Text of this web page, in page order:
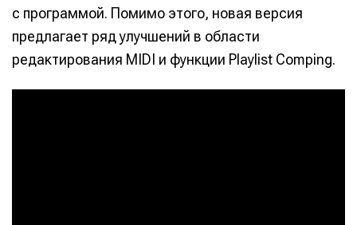
с программой. Помимо этого, новая версия
предлагает ряд улучшений в области
редактирования MIDI и функции Playlist Comping.